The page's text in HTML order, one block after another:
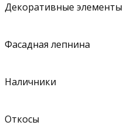
Декоративные элементы
Фасадная лепнина
Наличники
Откосы